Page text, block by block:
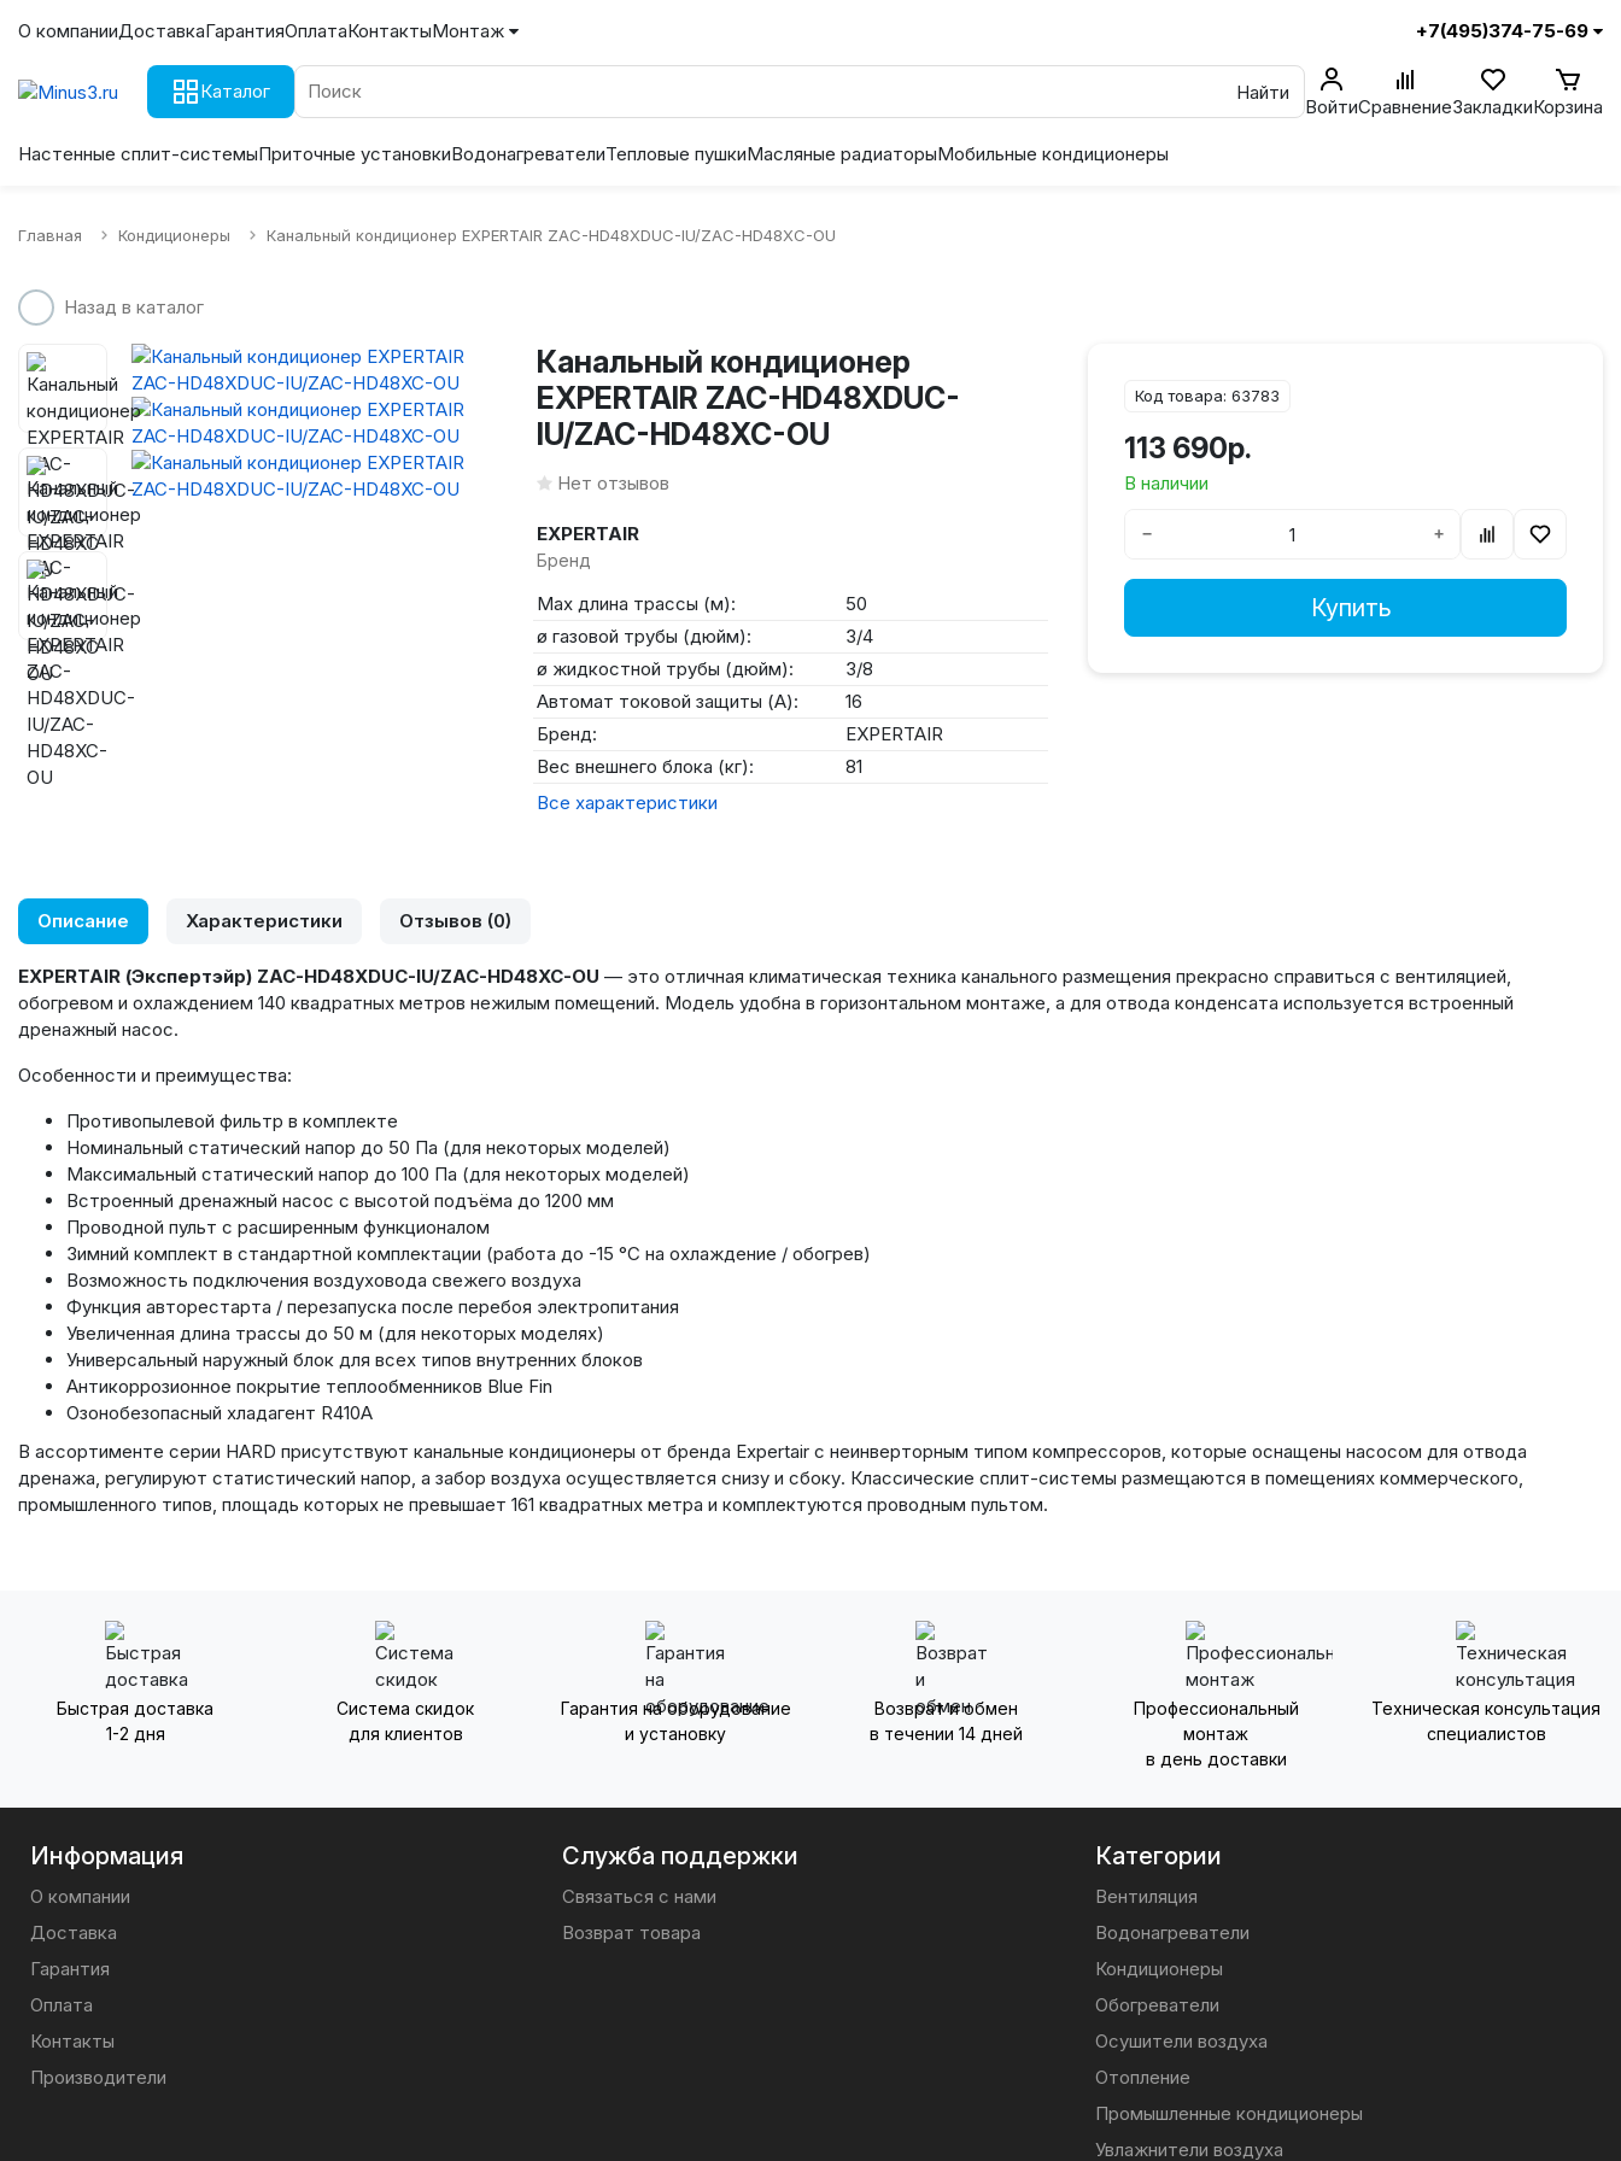
О компанииДоставкаГарантияОплатаКонтактыМонтаж +7(495)374-75-69
Каталог Найти
ВойтиСравнениеЗакладкиКорзина
Настенные сплит-системыПриточные установкиВодонагревателиТепловые пушкиМасляные радиаторыМобильные кондиционеры
Главная Кондиционеры Канальный кондиционер EXPERTAIR ZAC-HD48XDUC-IU/ZAC-HD48XC-OU
Назад в каталог
Канальный кондиционер
EXPERTAIR ZAC-HD48XDUC-
IU/ZAC-HD48XC-OU
Нет отзывов
EXPERTAIR
Бренд
Max длина трассы (м):
50
ø газовой трубы (дюйм):
3/4
ø жидкостной трубы (дюйм):
3/8
Автомат токовой защиты (А):
16
Бренд:
EXPERTAIR
Вес внешнего блока (кг):
81
Все характеристики
Код товара: 63783
113 690р.
В наличии
− +
Купить
Описание Характеристики Отзывов (0)
EXPERTAIR (Экспертэйр) ZAC-HD48XDUC-IU/ZAC-HD48XC-OU — это отличная климатическая техника канального размещения прекрасно справиться с вентиляцией,
обогревом и охлаждением 140 квадратных метров нежилым помещений. Модель удобна в горизонтальном монтаже, а для отвода конденсата используется встроенный
дренажный насос.
Особенности и преимущества:
Противопылевой фильтр в комплекте
Номинальный статический напор до 50 Па (для некоторых моделей)
Максимальный статический напор до 100 Па (для некоторых моделей)
Встроенный дренажный насос с высотой подъёма до 1200 мм
Проводной пульт с расширенным функционалом
Зимний комплект в стандартной комплектации (работа до -15 °С на охлаждение / обогрев)
Возможность подключения воздуховода свежего воздуха
Функция авторестарта / перезапуска после перебоя электропитания
Увеличенная длина трассы до 50 м (для некоторых моделях)
Универсальный наружный блок для всех типов внутренних блоков
Антикоррозионное покрытие теплообменников Blue Fin
Озонобезопасный хладагент R410A
В ассортименте серии HARD присутствуют канальные кондиционеры от бренда Expertair с неинверторным типом компрессоров, которые оснащены насосом для отвода
дренажа, регулируют статистический напор, а забор воздуха осуществляется снизу и сбоку. Классические сплит-системы размещаются в помещениях коммерческого,
промышленного типов, площадь которых не превышает 161 квадратных метра и комплектуются проводным пультом.
Быстрая доставка
1-2 дня
Система скидок
для клиентов
Гарантия на оборудование
и установку
Возврат и обмен
в течении 14 дней
Профессиональный
монтаж
в день доставки
Техническая консультация
специалистов
Информация
О компании
Доставка
Гарантия
Оплата
Контакты
Производители
Служба поддержки
Связаться с нами
Возврат товара
Категории
Вентиляция
Водонагреватели
Кондиционеры
Обогреватели
Осушители воздуха
Отопление
Промышленные кондиционеры
Увлажнители воздуха